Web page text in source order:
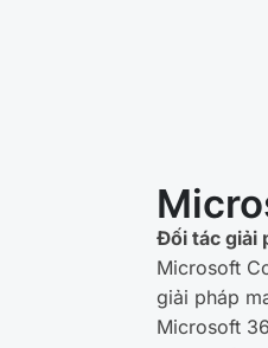
Đối tác giải
Microsoft
giải pháp
Microsoft